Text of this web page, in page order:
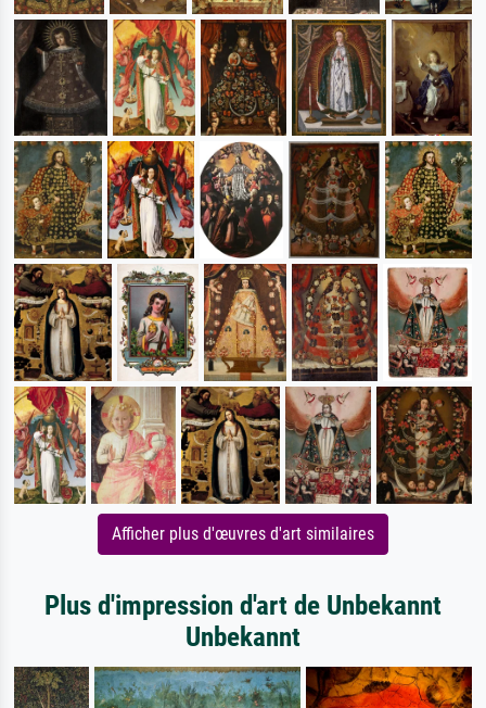
Afficher plus d'œuvres d'art similaires
Plus d'impression d'art de Unbekannt
Unbekannt